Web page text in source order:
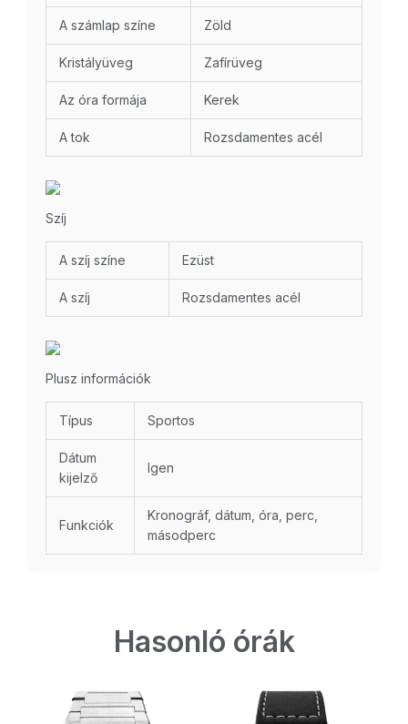
A számlap színe Zöld
Kristályüveg Zafírüveg
Az óra formája Kerek
A tok Rozsdamentes acél
Szíj
A szíj színe Ezüst
A szíj Rozsdamentes acél
Plusz információk
Típus Sportos
Dátum
kijelző
Igen
Funkciók
Kronográf, dátum, óra, perc,
másodperc
Hasonló órák